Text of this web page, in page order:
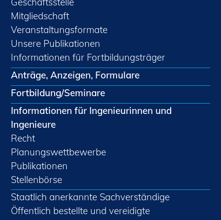
Mitgliedschaft
Veranstaltungsformate
Unsere Publikationen
Informationen für Fortbildungsträger
Anträge, Anzeigen, Formulare
Fortbildung/Seminare
Informationen für Ingenieurinnen und
Ingenieure
Recht
Planungswettbewerbe
Publikationen
Stellenbörse
Staatlich anerkannte Sachverständige
Öffentlich bestellte und vereidigte